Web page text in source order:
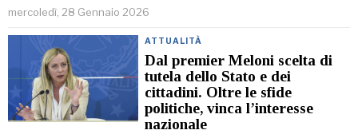
mercoledì, 28 Gennaio 2026
ATTUALITÀ
Dal premier Meloni scelta di
tutela dello Stato e dei
cittadini. Oltre le sfide
politiche, vinca l’interesse
nazionale